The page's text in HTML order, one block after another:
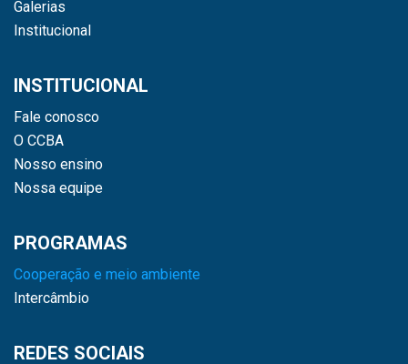
Galerias
Institucional
INSTITUCIONAL
Fale conosco
O CCBA
Nosso ensino
Nossa equipe
PROGRAMAS
Cooperação e meio ambiente
Intercâmbio
REDES SOCIAIS